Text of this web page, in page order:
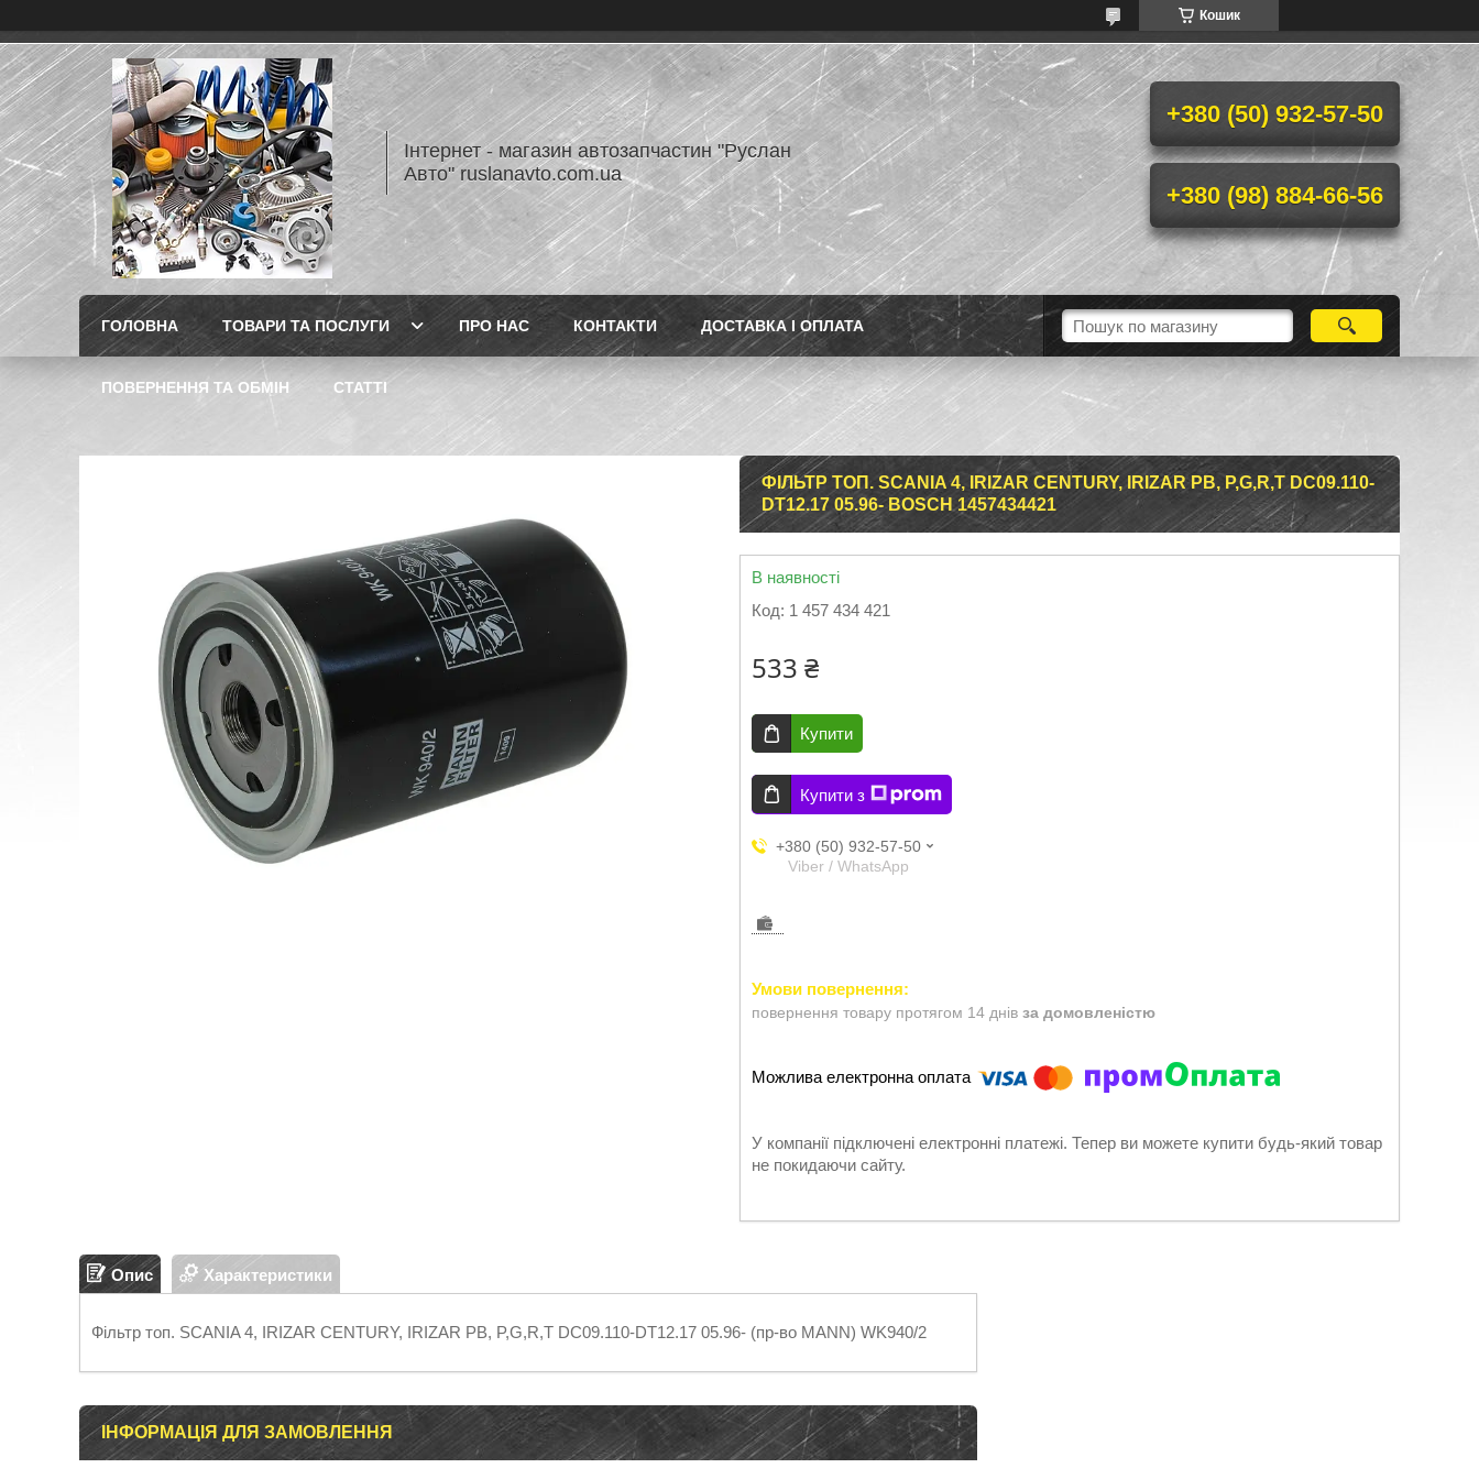
Кошик
Інтернет - магазин автозапчастин "Руслан
Авто" ruslanavto.com.ua
+380 (50) 932-57-50
+380 (98) 884-66-56
ГОЛОВНА ТОВАРИ ТА ПОСЛУГИ ПРО НАС КОНТАКТИ ДОСТАВКА І ОПЛАТА
ПОВЕРНЕННЯ ТА ОБМІН СТАТТІ
ФІЛЬТР ТОП. SCANIA 4, IRIZAR CENTURY, IRIZAR PB, P,G,R,T DC09.110-
DT12.17 05.96- BOSCH 1457434421
В наявності
Код: 1 457 434 421
533 ₴
Купити
Купити з
+380 (50) 932-57-50
Viber / WhatsApp
повернення товару протягом 14 днів за домовленістю
У компанії підключені електронні платежі. Тепер ви можете купити будь-який товар
не покидаючи сайту.
Опис Характеристики
Фільтр топ. SCANIA 4, IRIZAR CENTURY, IRIZAR PB, P,G,R,T DC09.110-DT12.17 05.96- (пр-во MANN) WK940/2
ІНФОРМАЦІЯ ДЛЯ ЗАМОВЛЕННЯ